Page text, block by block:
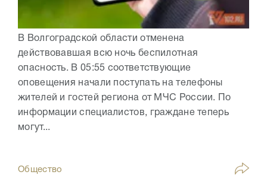
В Волгоградской области отменена
действовавшая всю ночь беспилотная
опасность. В 05:55 соответствующие
оповещения начали поступать на телефоны
жителей и гостей региона от МЧС России. По
информации специалистов, граждане теперь
могут...
Общество